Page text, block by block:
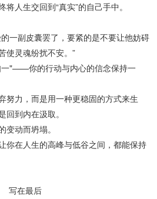
人生交回到“真实”的自己手中。
一副皮囊罢了，要紧的是不要让他妨碍
使灵魂纷扰不安。”
一"——你的行动与内心的信念保持一
努力，而是用一种更稳固的方式来生
到内在汲取。
动而坍塌。
你在人生的高峰与低谷之间，都能保持
写在最后